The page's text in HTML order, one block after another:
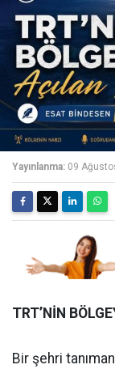
Yayınlanma: 09
TRT’NİN
Bir şehri